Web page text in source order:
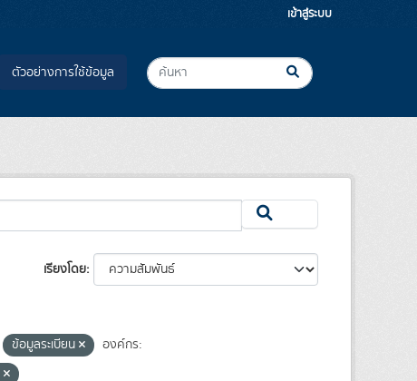
เข้าสู่ระบบ
ตัวอย่างการใช้ข้อมูล
เรียงโดย
ข้อมูลระเบียน
องค์กร: